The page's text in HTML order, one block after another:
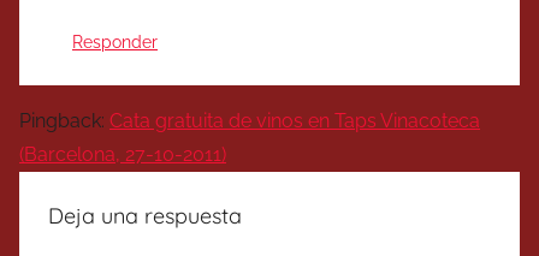
Responder
Pingback: Cata gratuita de vinos en Taps Vinacoteca
(Barcelona, 27-10-2011)
Deja una respuesta